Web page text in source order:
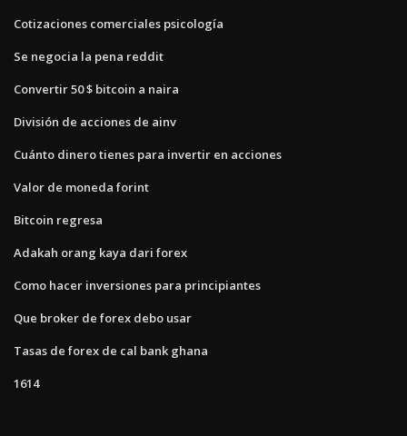
Cotizaciones comerciales psicología
Se negocia la pena reddit
Convertir 50 $ bitcoin a naira
División de acciones de ainv
Cuánto dinero tienes para invertir en acciones
Valor de moneda forint
Bitcoin regresa
Adakah orang kaya dari forex
Como hacer inversiones para principiantes
Que broker de forex debo usar
Tasas de forex de cal bank ghana
1614